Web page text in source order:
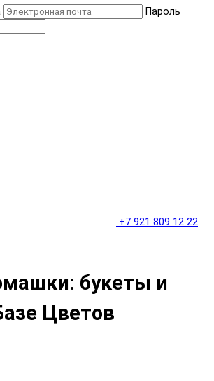
Пароль
+7 921 809 12 22
букеты и
Цветов